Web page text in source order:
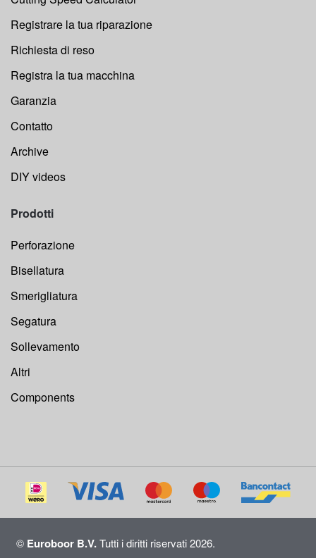
Registrare la tua riparazione
Richiesta di reso
Registra la tua macchina
Garanzia
Contatto
Archive
DIY videos
Prodotti
Perforazione
Bisellatura
Smerigliatura
Segatura
Sollevamento
Altri
Components
© Euroboor B.V.Tutti i diritti riservati 2026.